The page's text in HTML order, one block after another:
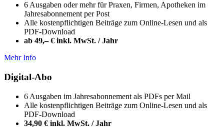
6 Ausgaben oder mehr für Praxen, Firmen, Apotheken im
Jahresabonnement per Post
Alle kostenpflichtigen Beiträge zum Online-Lesen und als
PDF-Download
ab 49,– € inkl. MwSt. / Jahr
Mehr Info
Digital-Abo
6 Ausgaben im Jahresabonnement als PDFs per Mail
Alle kostenpflichtigen Beiträge zum Online-Lesen und als
PDF-Download
34,90 € inkl. MwSt. / Jahr